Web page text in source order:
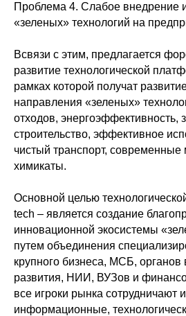
Проблема 4. Слабое внедрение
«зеленых» технологий на
Всвязи с этим, предлагается
развитие технологической
рамках которой получат
направления «зеленых»
отходов, энергоэффективность,
строительство, эффективное
чистый транспорт,
химикаты.
Основной целью
tech – является создание
инновационной экосистемы
путем объединения
крупного бизнеса, МСБ, органов
развития, НИИ, ВУЗов и
все игроки рынка сотрудничают
информационные,